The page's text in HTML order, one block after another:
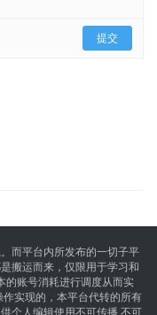
提交
而平台内所发布的一切子平
搬运而来，仅限用于学习和
的账号消耗进行调度从而实
实现的，本平台代转的所有
个人编辑使用不可传播,不可